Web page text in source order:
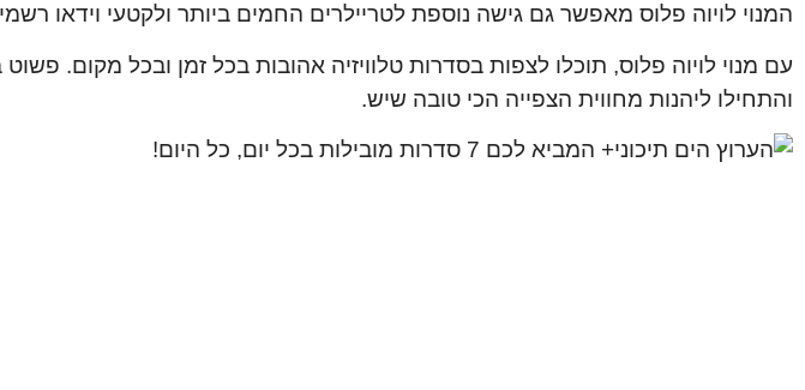
המנוי לויוה פלוס מאפשר גם גישה נוספת לטריילרים החמים ביותר ולקטעי וידאו
עם מנוי לויוה פלוס, תוכלו לצפות בסדרות טלוויזיה אהובות בכל זמן ובכל מקום.
והתחילו ליהנות מחווית הצפייה הכי טובה שיש.